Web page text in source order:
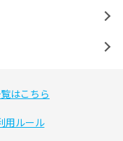
はこちら
用ルール